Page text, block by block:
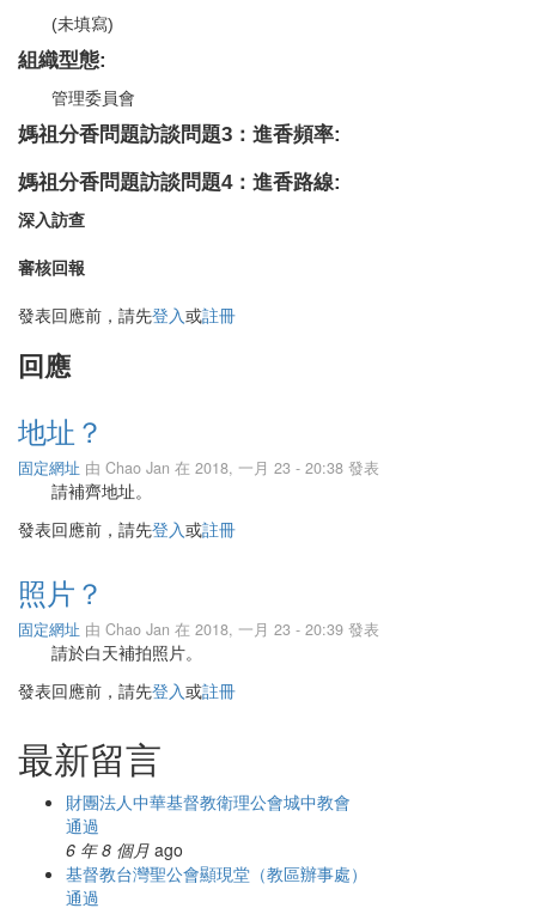
(未填寫)
組織型態:
管理委員會
媽祖分香問題訪談問題3：進香頻率:
媽祖分香問題訪談問題4：進香路線:
深入訪查
審核回報
發表回應前，請先登入或註冊
回應
地址？
固定網址 由 Chao Jan 在 2018, 一月 23 - 20:38 發表
請補齊地址。
發表回應前，請先登入或註冊
照片？
固定網址 由 Chao Jan 在 2018, 一月 23 - 20:39 發表
請於白天補拍照片。
發表回應前，請先登入或註冊
最新留言
財團法人中華基督教衛理公會城中教會
通過
6 年 8 個月 ago
基督教台灣聖公會顯現堂（教區辦事處）
通過